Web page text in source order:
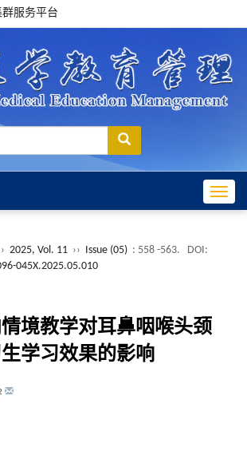
服务平台
2025, Vol. 11 ›› Issue (05) : 558 -563.
DOI:
045X.2025.05.010
情境教学对耳鼻咽喉头颈
学习效果的影响